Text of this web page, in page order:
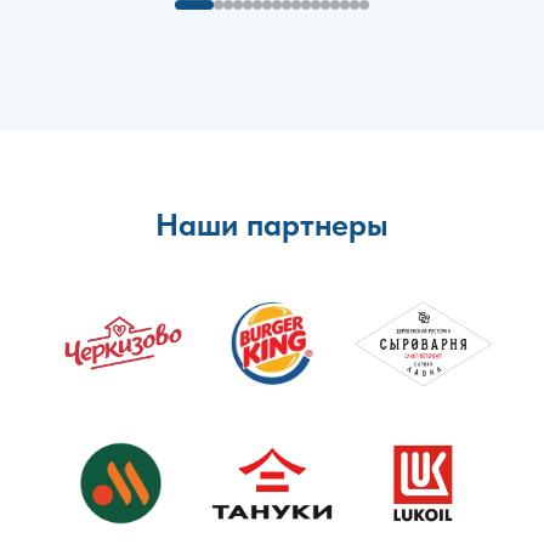
Наши партнеры